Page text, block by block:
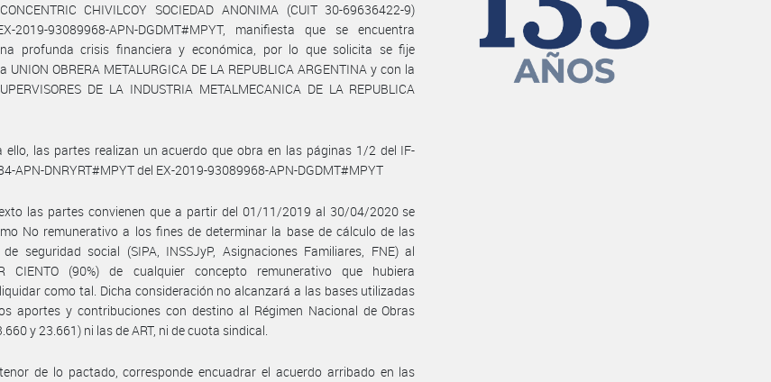
CHIVILCOY SOCIEDAD ANONIMA (CUIT 30-69636422-9)
2019-93089968-APN-DGDMT#MPYT, manifiesta que se encuentra
profunda crisis financiera y económica, por lo que solicita se fije
OBRERA METALURGICA DE LA REPUBLICA ARGENTINA y con la
DE LA INDUSTRIA METALMECANICA DE LA REPUBLICA
ello, las partes realizan un acuerdo que obra en las páginas 1/2 del IF-
APN-DNRYRT#MPYT del EX-2019-93089968-APN-DGDMT#MPYT
las partes convienen que a partir del 01/11/2019 al 30/04/2020 se
No remunerativo a los fines de determinar la base de cálculo de las
seguridad social (SIPA, INSSJyP, Asignaciones Familiares, FNE) al
CIENTO (90%) de cualquier concepto remunerativo que hubiera
como tal. Dicha consideración no alcanzará a las bases utilizadas
aportes y contribuciones con destino al Régimen Nacional de Obras
y 23.661) ni las de ART, ni de cuota sindical.
de lo pactado, corresponde encuadrar el acuerdo arribado en las